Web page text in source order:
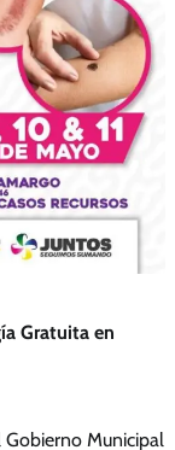
Gratuita en
Gobierno Municipal